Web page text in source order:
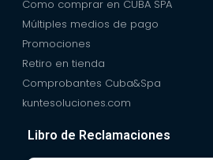
Como comprar en CUBA SPA
Múltiples medios de pago
Promociones
Retiro en tienda
Comprobantes Cuba&Spa
kuntesoluciones.com
Libro de Reclamaciones